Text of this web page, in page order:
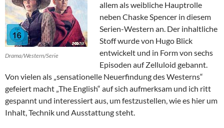
Drama/Western/Serie
allem als weibliche Hauptrolle
neben Chaske Spencer in diesem
Serien-Western an. Der inhaltliche
Stoff wurde von Hugo Blick
entwickelt und in Form von sechs
Episoden auf Zelluloid gebannt.
Von vielen als „sensationelle Neuerfindung des Westerns“
gefeiert macht „The English“ auf sich aufmerksam und ich ritt
gespannt und interessiert aus, um festzustellen, wie es hier um
Inhalt, Technik und Ausstattung steht.